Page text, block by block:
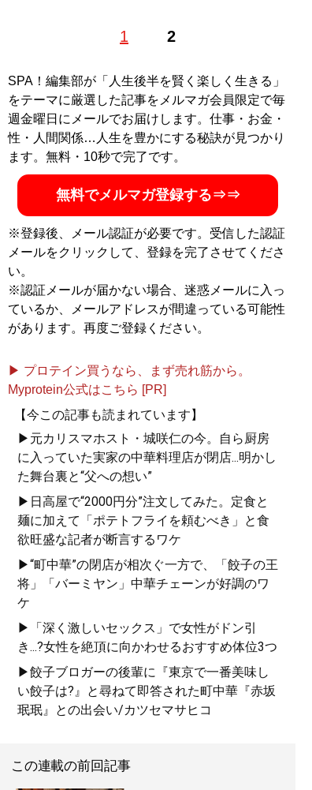
1 2
ラーメンで育ち、18歳で上京してラーメンの幅広さと奥
記事一覧へ
SPA！編集部が「人生後半を賢く楽しく生きる」
をテーマに厳選した記事をメルマガ会員限定で毎
週金曜日にメールでお届けします。仕事・お金・
性・人間関係…人生を豊かにする秘訣が見つかり
ます。無料・10秒で完了です。
無料でメルマガ登録する⇒⇒
※登録後、メール認証が必要です。受信した認証
メールをクリックして、登録を完了させてくださ
い。
※認証メールが届かない場合、迷惑メールに入っ
ているか、メールアドレスが間違っている可能性
があります。再度ご登録ください。
▶ プロテイン買うなら、まず売れ筋から。
Myprotein公式はこちら [PR]
【今この記事も読まれています】
▶元カリスマホスト・城咲仁の今。自ら厨房
に入っていた実家の中華料理店が閉店...明かし
た舞台裏と“父への想い”
▶日高屋で“2000円分”注文してみた。定食と
麺に加えて「ポテトフライを頼むべき」と食
欲旺盛な記者が断言するワケ
▶“町中華”の閉店が相次ぐ一方で、「餃子の王
将」「バーミヤン」中華チェーンが好調のワ
ケ
▶「深く激しいセックス」で女性がドン引
き...?女性を絶頂に向かわせるおすすめ体位3つ
▶餃子ブロガーの後輩に『東京で一番美味し
い餃子は?』と尋ねて即答された町中華『赤坂
珉珉』との出会い/カツセマサヒコ
この連載の前回記事